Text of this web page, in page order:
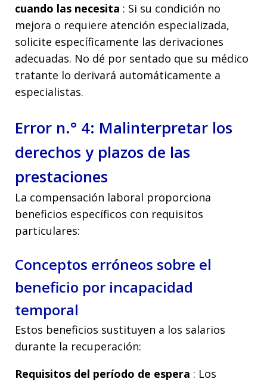
cuando las necesita : Si su condición no
mejora o requiere atención especializada,
solicite específicamente las derivaciones
adecuadas. No dé por sentado que su médico
tratante lo derivará automáticamente a
especialistas.
Error n.° 4: Malinterpretar los
derechos y plazos de las
prestaciones
La compensación laboral proporciona
beneficios específicos con requisitos
particulares:
Conceptos erróneos sobre el
beneficio por incapacidad
temporal
Estos beneficios sustituyen a los salarios
durante la recuperación:
Requisitos del período de espera : Los